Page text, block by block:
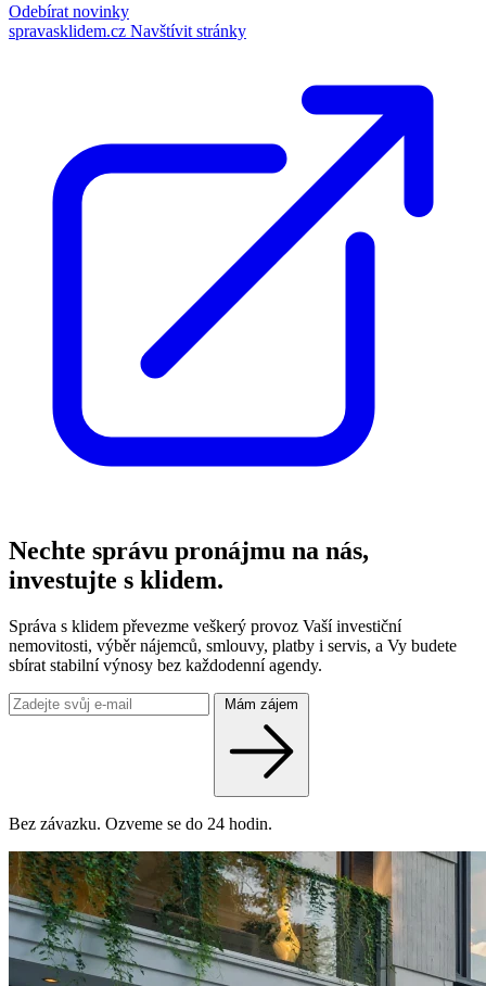
Odebírat novinky
spravasklidem.cz Navštívit stránky
Nechte správu pronájmu na nás,
investujte s klidem.
Správa s klidem převezme veškerý provoz Vaší investiční
nemovitosti, výběr nájemců, smlouvy, platby i servis, a Vy budete
sbírat stabilní výnosy bez každodenní agendy.
Mám zájem
Bez závazku. Ozveme se do 24 hodin.